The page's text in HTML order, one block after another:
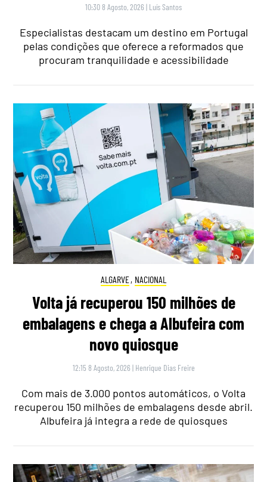
10:30 8 Agosto, 2026 | Luís Santos
Especialistas destacam um destino em Portugal
pelas condições que oferece a reformados que
procuram tranquilidade e acessibilidade
ALGARVE, NACIONAL
Volta já recuperou 150 milhões de
embalagens e chega a Albufeira com
novo quiosque
12:15 8 Agosto, 2026 | Henrique Dias Freire
Com mais de 3.000 pontos automáticos, o Volta
recuperou 150 milhões de embalagens desde abril.
Albufeira já integra a rede de quiosques